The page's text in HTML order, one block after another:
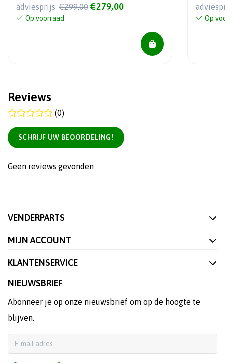
adviesprijs €299,00 €279,00
Op voorraad Op
Reviews
(0)
SCHRIJF UW BEOORDELING!
Geen reviews gevonden
VENDERPARTS
MIJN ACCOUNT
KLANTENSERVICE
NIEUWSBRIEF
Abonneer je op onze nieuwsbrief om op de hoogte te
blijven.